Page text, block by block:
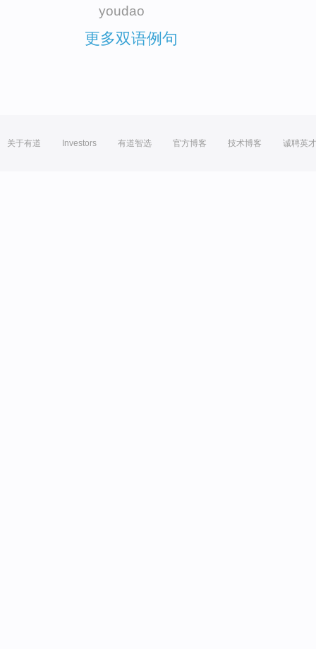
youdao
更多双语例句
关于有道 Investors 有道智选 官方博客 技术博客 诚聘英才